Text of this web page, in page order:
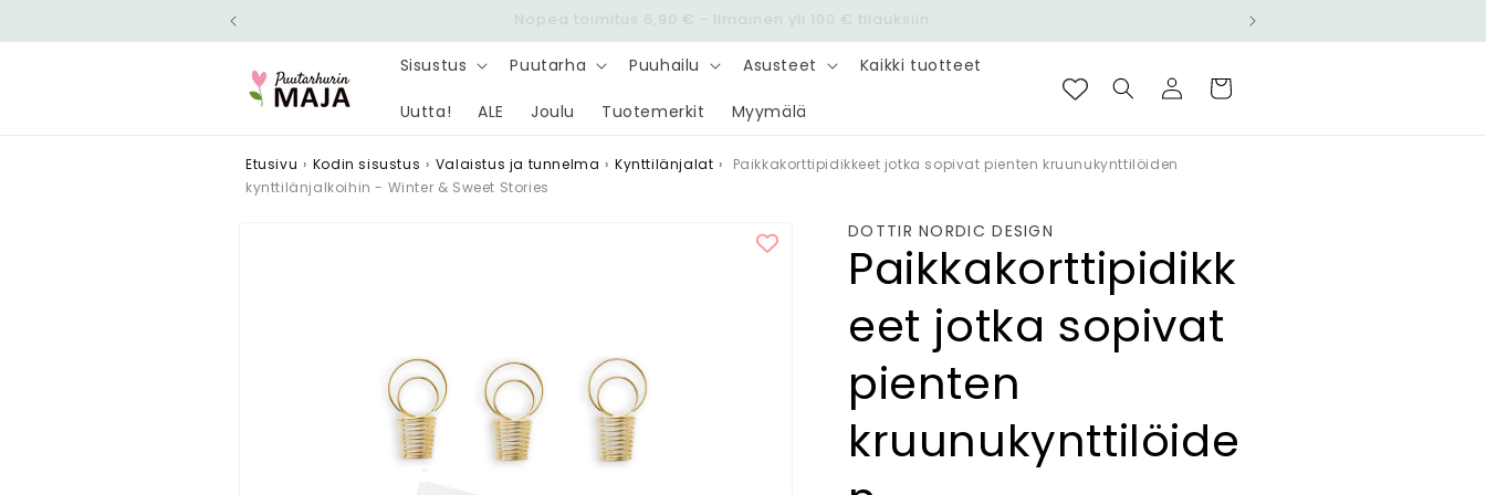
sisältöön
Nopea toimitus 6,90 € - Ilmainen yli 100 € tilauksiin
Sisustus Puutarha Puuhailu Asusteet Kaikki tuotteet
Uutta! ALE Joulu Tuotemerkit Myymälä
Kirjaudu
sisään
Ostoskori
Etusivu › Kodin sisustus › Valaistus ja tunnelma › Kynttilänjalat ›
Paikkakorttipidikkeet jotka sopivat pienten kruunukynttilöiden
kynttilänjalkoihin - Winter & Sweet Stories
DOTTIR NORDIC DESIGN
Paikkakorttipidikk
eet jotka sopivat
pienten
kruunukynttilöide